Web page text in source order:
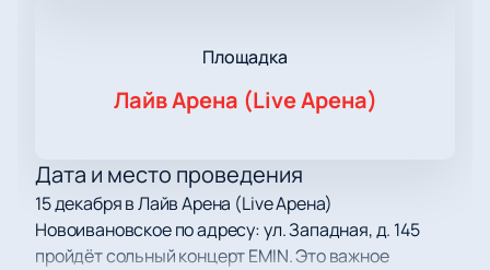
Площадка
Лайв Арена (Live Арена)
Дата и место проведения
15 декабря в Лайв Арена (Live Арена)
Новоивановское по адресу: ул. Западная, д. 145
пройдёт сольный концерт EMIN. Это важное